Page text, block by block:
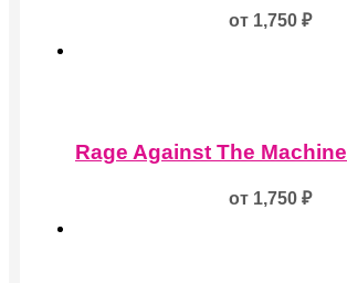
товара.
от 1,750 ₽
товар
имеет
Rage Against The Machine
от 1,750 ₽